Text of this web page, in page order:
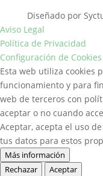
Diseñado por
Aviso Legal
Política de Privacidad
Configuración de Cookies
Esta web utiliza cookies
funcionamiento y para
web de terceros con
aceptar o no cuando
Aceptar, acepta el uso
tus datos para estos
Más información
Rechazar
Aceptar